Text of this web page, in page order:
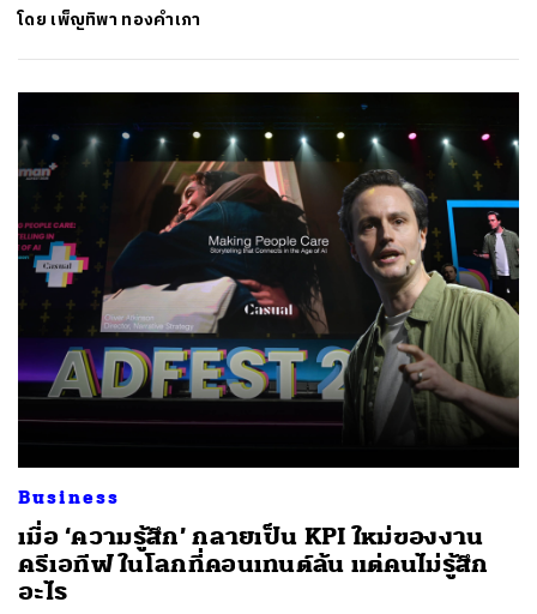
โดย เพ็ญทิพา ทองคำเภา
Business
เมื่อ ‘ความรู้สึก’ กลายเป็น KPI ใหม่ของงาน
ครีเอทีฟ ในโลกที่คอนเทนต์ล้น แต่คนไม่รู้สึก
อะไร
ค้นหา